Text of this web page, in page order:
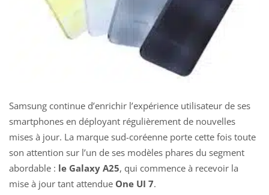
Samsung continue d’enrichir l’expérience utilisateur de ses
smartphones en déployant régulièrement de nouvelles
mises à jour. La marque sud-coréenne porte cette fois toute
son attention sur l’un de ses modèles phares du segment
abordable : le Galaxy A25, qui commence à recevoir la
mise à jour tant attendue One UI 7.